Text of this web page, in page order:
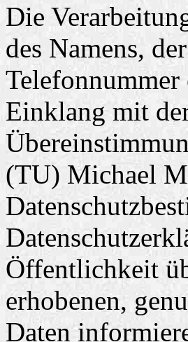
Die
des Namens,
Einklang mit
(TU) Michael
Öffentlichkeit
erhobenen,
Daten